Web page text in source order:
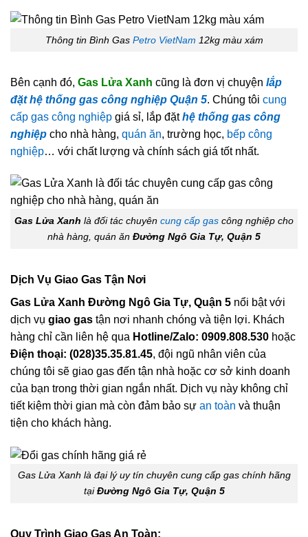
Thông tin Bình Gas Petro VietNam 12kg màu xám
Bên cạnh đó, Gas Lửa Xanh cũng là đơn vị chuyện lắp
đặt hệ thống gas công nghiệp Quận 5. Chúng tôi cung
cấp gas công nghiệp giá sỉ, lắp đặthệ thống gas công
nghiệp cho nhà hàng, quán ăn, trường học, bếp công
nghiệp… với chất lượng và chính sách giá tốt nhất.
Gas Lửa Xanh là đối tác chuyên cung cấp gas công nghiệp cho
nhà hàng, quán ăn Đường Ngô Gia Tự, Quận 5
Dịch Vụ Giao Gas Tận Nơi
Gas Lửa Xanh Đường Ngô Gia Tự, Quận 5 nổi bật với
dịch vụ giao gas tận nơi nhanh chóng và tiện lợi. Khách
hàng chỉ cần liên hệ qua Hotline/Zalo: 0909.808.530 hoặc
Điện thoại: (028)35.35.81.45, đội ngũ nhân viên của
chúng tôi sẽ giao gas đến tận nhà hoặc cơ sở kinh doanh
của bạn trong thời gian ngắn nhất. Dịch vụ này không chỉ
tiết kiệm thời gian mà còn đảm bảo sự an toàn và thuận
tiện cho khách hàng.
Gas Lửa Xanh là đại lý uy tín chuyên cung cấp gas chính hãng
tạiĐường Ngô Gia Tự, Quận 5
Quy Trình Giao Gas An Toàn: